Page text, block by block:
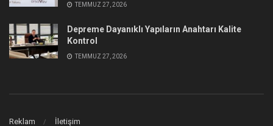
TEMMUZ 27, 2026
Depreme Dayanıklı Yapıların Anahtarı Kalite
Kontrol
TEMMUZ 27, 2026
Reklam İletişim